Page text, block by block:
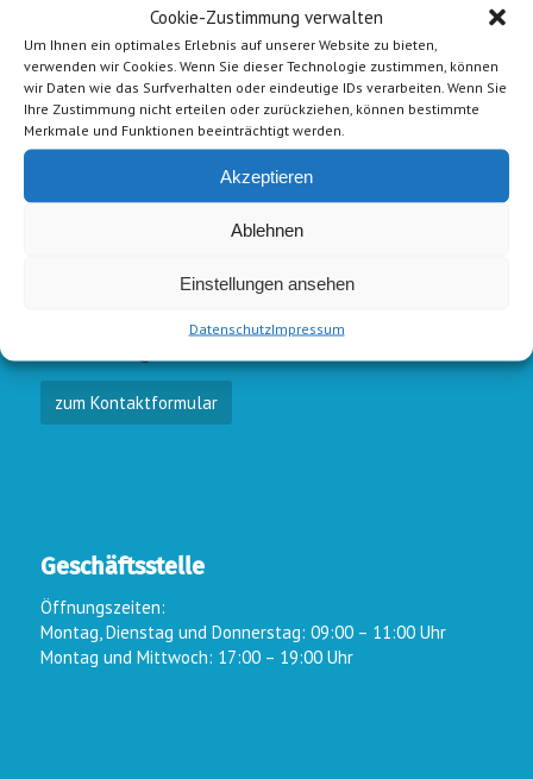
Cookie-Zustimmung verwalten
Um Ihnen ein optimales Erlebnis auf unserer Website zu bieten,
verwenden wir Cookies. Wenn Sie dieser Technologie zustimmen, können
wir Daten wie das Surfverhalten oder eindeutige IDs verarbeiten. Wenn Sie
Ihre Zustimmung nicht erteilen oder zurückziehen, können bestimmte
Merkmale und Funktionen beeinträchtigt werden.
Akzeptieren
Ablehnen
Einstellungen ansehen
DatenschutzImpressum
schwimmen@wsc-lindlar.de
zum Kontaktformular
Geschäftsstelle
Öffnungszeiten:
Montag, Dienstag und Donnerstag: 09:00 – 11:00 Uhr
Montag und Mittwoch: 17:00 – 19:00 Uhr